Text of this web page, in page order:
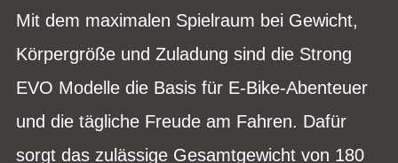
Mit dem maximalen Spielraum bei Gewicht,
Körpergröße und Zuladung sind die Strong
EVO Modelle die Basis für E-Bike-Abenteuer
und die tägliche Freude am Fahren. Dafür
sorgt das zulässige Gesamtgewicht von 180